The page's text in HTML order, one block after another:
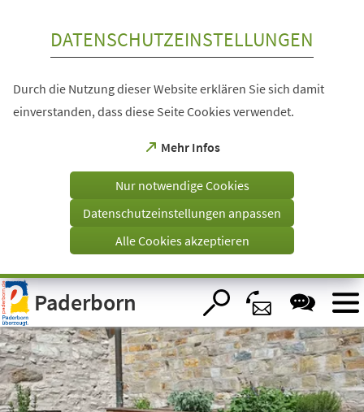
Visuelle
Assistenzsoftware
öffnen.
DATENSCHUTZEINSTELLUNGEN
Durch die Nutzung dieser Website erklären Sie sich damit
einverstanden, dass diese Seite Cookies verwendet.
Mehr Infos
(Öffnet
einem
Tab)
Nur notwendige Cookies
Datenschutzeinstellungen anpassen
Alle Cookies akzeptieren
Paderborn